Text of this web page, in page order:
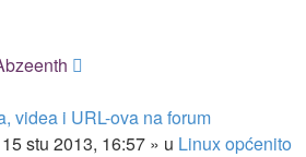
videa i URL-ova na forum
15 stu 2013, 16:57 » u Linux općenito